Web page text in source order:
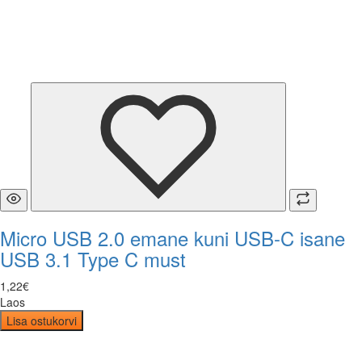
Micro USB 2.0 emane kuni USB-C isane
USB 3.1 Type C must
1 ,22€
Laos
Lisa ostukorvi